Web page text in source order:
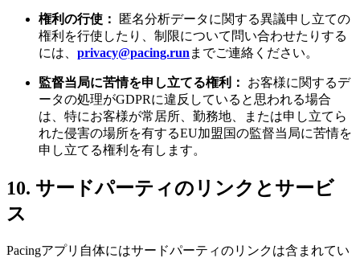
権利の行使：
匿名分析データに関する異議申し立ての
権利を行使したり、制限について問い合わせたりする
には、 privacy@pacing.run までご連絡ください。
監督当局に苦情を申し立てる権利：
お客様に関するデ
ータの処理がGDPRに違反していると思われる場合
は、特にお客様が常居所、勤務地、または申し立てら
れた侵害の場所を有するEU加盟国の監督当局に苦情を
申し立てる権利を有します。
10. サードパーティのリンクとサービ
ス
Pacingアプリ自体にはサードパーティのリンクは含まれてい